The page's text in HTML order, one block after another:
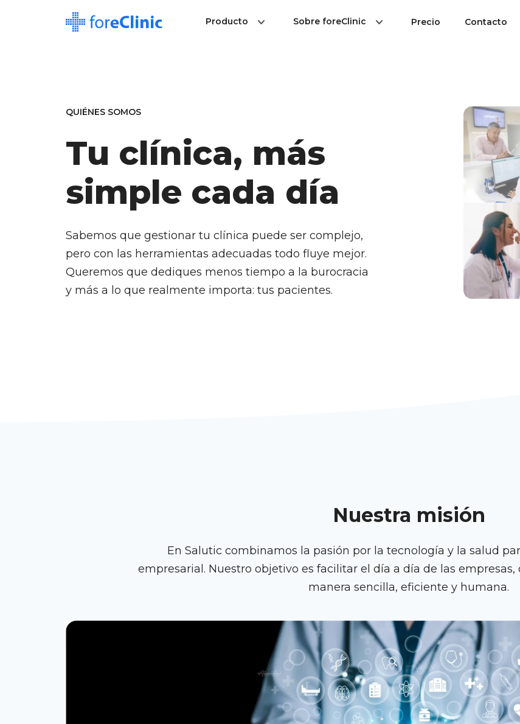
Producto Sobre foreClinic Precio Contacto
QUIÉNES SOMOS
Tu clínica, más
simple cada día
Sabemos que gestionar tu clínica puede ser complejo,
pero con las herramientas adecuadas todo fluye mejor.
Queremos que dediques menos tiempo a la burocracia
y más a lo que realmente importa: tus pacientes.
Nuestra misión
En Salutic combinamos la pasión por la tecnología y la salud
empresarial. Nuestro objetivo es facilitar el día a día de las
manera sencilla, eficiente y humana.